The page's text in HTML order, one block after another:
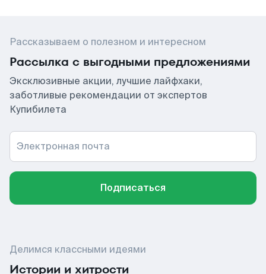
Рассказываем о полезном и интересном
Рассылка с выгодными предложениями
Эксклюзивные акции, лучшие лайфхаки,
заботливые рекомендации от экспертов
Купибилета
Электронная почта
Подписаться
Делимся классными идеями
Истории и хитрости